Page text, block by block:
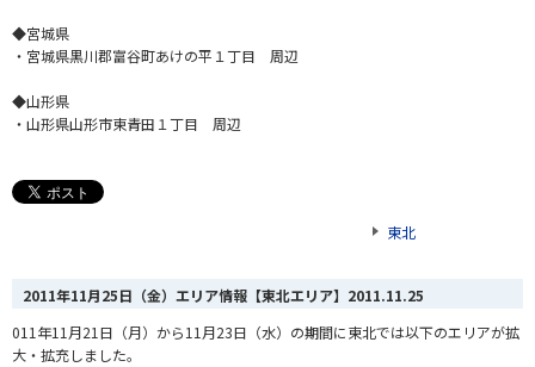
◆宮城県
・宮城県黒川郡富谷町あけの平１丁目 周辺
◆山形県
・山形県山形市東青田１丁目 周辺
東北
2011年11月25日（金）エリア情報【東北エリア】 2011.11.25
011年11月21日（月）から11月23日（水）の期間に東北では以下のエリアが拡
大・拡充しました。